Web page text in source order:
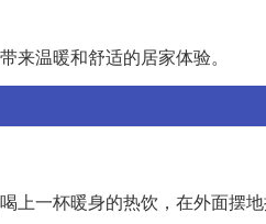
温暖和舒适的居家体验。
上一杯暖身的热饮，在外面摆